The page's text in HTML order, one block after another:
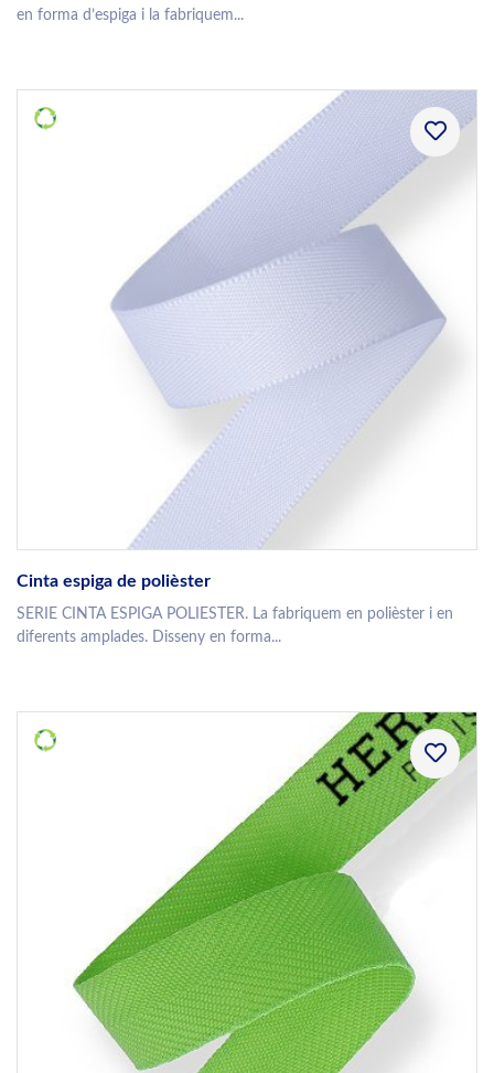
en forma d’espiga i la fabriquem...
Cinta espiga de polièster
SERIE CINTA ESPIGA POLIESTER. La fabriquem en polièster i en
diferents amplades. Disseny en forma...